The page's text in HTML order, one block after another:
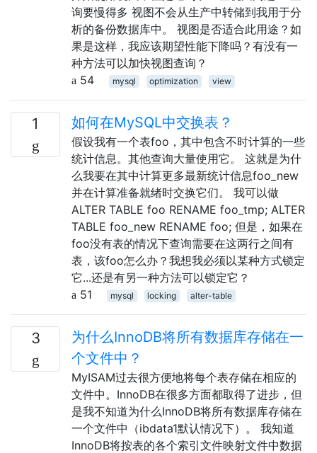
询要慢得多 视图不会从生产中转储到我用于分
析的备份数据库中。 视图是否适合此用途？如
果是这样，我应该期望性能下降吗？有没有一
种方法可以加快视图查询？
54
mysql optimization view
1 如何在MySQL中交换表？
假设我有一个表foo，其中包含不时计算的一些
统计信息。其他查询大量使用它。 这就是为什
么我要在其中计算更多最新统计信息foo_new
并在计算准备就绪时交换它们。 我可以做
ALTER TABLE foo RENAME foo_tmp; ALTER
TABLE foo_new RENAME foo; 但是，如果在
foo没有表的情况下查询需要在这两行之间有
表，该foo怎么办？我想我必须以某种方式锁定
它...还是有另一种方法可以锁定它？
51
mysql locking alter-table
3
为什么InnoDB将所有数据库存储在一
个文件中？
MyISAM过去很方便地将每个表存储在相应的
文件中。InnoDB在很多方面都取得了进步，但
是我不知道为什么InnoDB将所有数据库存储在
一个文件中（ibdata1默认情况下）。 我知道
InnoDB将按表的各个索引文件映射文件中数据